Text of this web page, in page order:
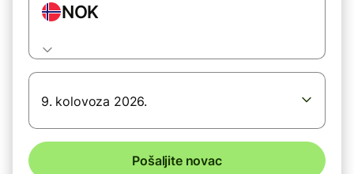
NOK
9. kolovoza 2026.
Pošaljite novac